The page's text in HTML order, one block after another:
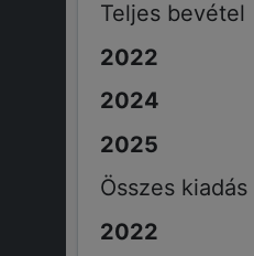
Teljes bevétel
Összes kiadás